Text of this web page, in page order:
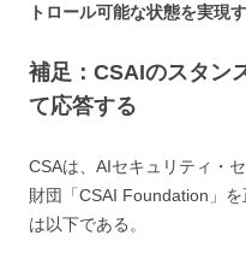
トロール可能な状態を実現
補足：CSAIのスタン
て応答する
CSAは、AIセキュリティ・
財団「CSAI Foundation」
は以下である。